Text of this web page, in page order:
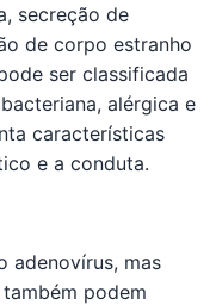
secreção de
de corpo estranho
ser classificada
alérgica e
características
e a conduta.
adenovírus, mas
podem